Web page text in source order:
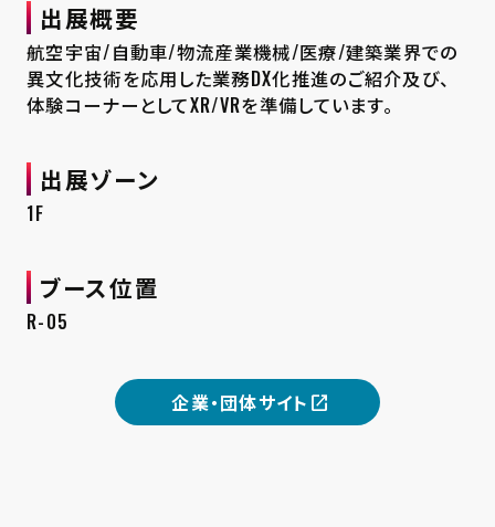
出展概要
航空宇宙/自動車/物流産業機械/医療/建築業界での
異文化技術を応用した業務DX化推進のご紹介及び、
体験コーナーとしてXR/VRを準備しています。
出展ゾーン
1F
ブース位置
R-05
企業・団体サイト